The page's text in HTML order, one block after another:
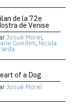
de la 72e
de Venise
Josué Morel,
Gueden, Nicola
of a Dog
Josué Morel